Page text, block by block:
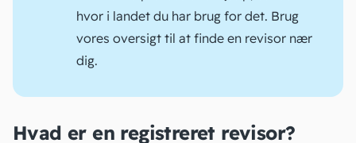
hvor i landet du har brug for det. Brug
vores oversigt til at finde en revisor nær
dig.
Hvad er en registreret revisor?